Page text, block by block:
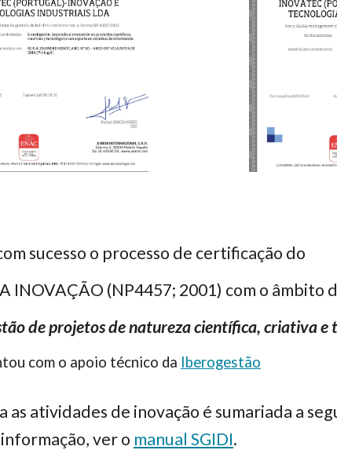
sucesso o processo de certificação do
INOVAÇÃO (NP4457; 2001) com o âmbito
de projetos de natureza científica, criativa e
com o apoio técnico da Iberogestão
as atividades de inovação é sumariada a
informação, ver o manual SGIDI.